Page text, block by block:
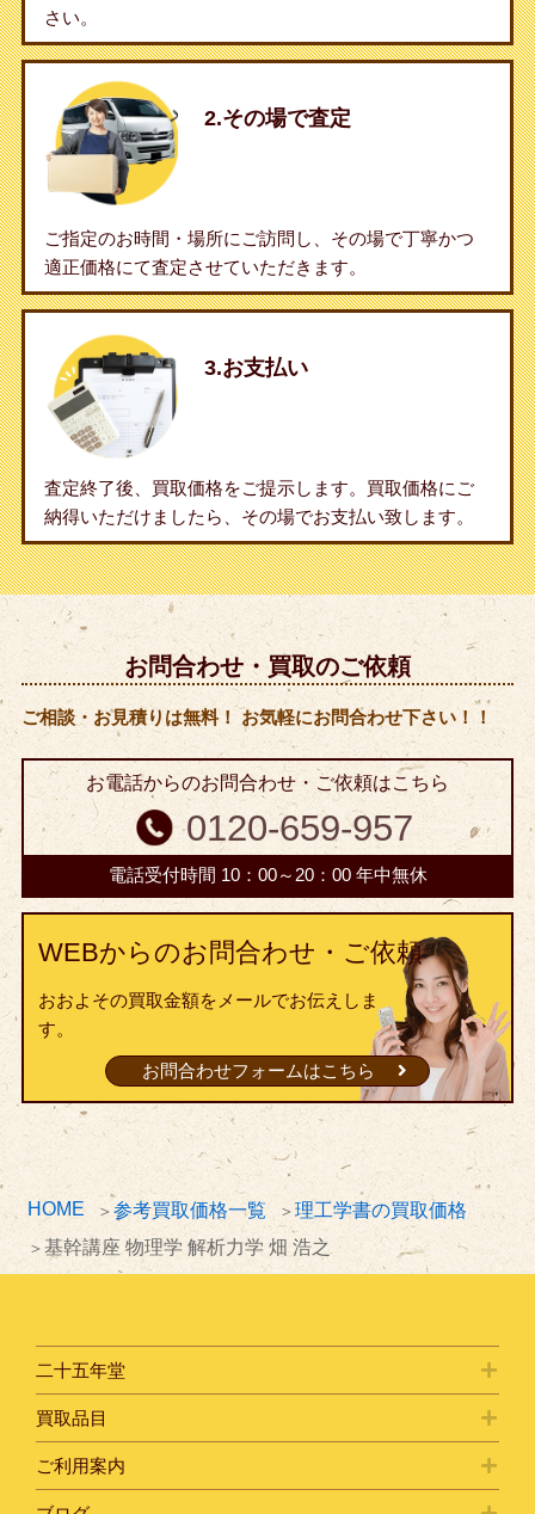
HOME 参考買取価格一覧
理工学書の買取価格
基幹講座 物理学 解析力学 畑 浩之
さい。
2.その場で査定
ご指定のお時間・場所にご訪問し、その場で丁寧かつ
適正価格にて査定させていただきます。
3.お支払い
査定終了後、買取価格をご提示します。買取価格にご
納得いただけましたら、その場でお支払い致します。
お問合わせ・買取のご依頼
ご相談・お見積りは無料！ お気軽にお問合わせ下さい！！
お電話からのお問合わせ・ご依頼はこちら
0120-659-957
電話受付時間 10：00～20：00 年中無休
WEBからのお問合わせ・ご依頼
おおよその買取金額をメールでお伝えしま
す。
お問合わせフォームはこちら
二十五年堂
買取品目
ご利用案内